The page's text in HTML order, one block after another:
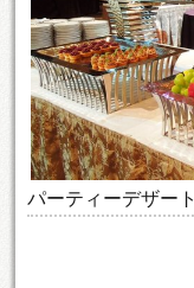
パーティーデザート